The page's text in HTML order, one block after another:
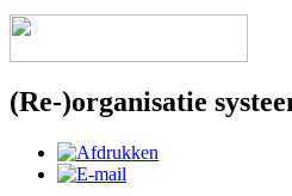
(Re-)organisatie